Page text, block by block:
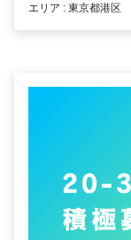
エリア : 東京都港区